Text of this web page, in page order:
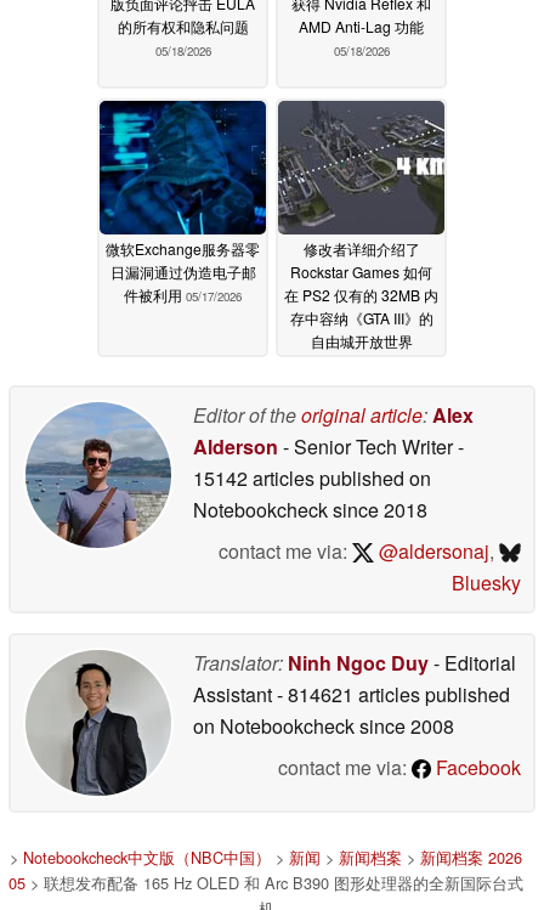
的所有权和隐私问题
05/18/2026
AMD Anti-Lag 功能
05/18/2026
微软Exchange服务器零
日漏洞通过伪造电子邮
件被利用 05/17/2026
修改者详细介绍了
Rockstar Games 如何
在 PS2 仅有的 32MB 内
存中容纳《GTA III》的
自由城开放世界
Editor of theoriginal article:Alex
Alderson - Senior Tech Writer-
15142 articles published on
Notebookchecksince 2018
contact me via:
@aldersonaj,
Bluesky
Translator: Ninh Ngoc Duy- Editorial
Assistant- 814621 articles published
on Notebookchecksince 2008
contact me via:
Facebook
> Notebookcheck中文版（NBC中国） > 新闻 > 新闻档案 > 新闻档案 2026
05 > 联想发布配备 165 Hz OLED 和 Arc B390 图形处理器的全新国际台式